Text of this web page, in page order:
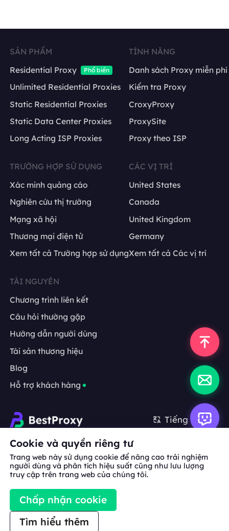
SẢN PHẨM
Residential Proxy
Phổ biến
Unlimited Residential Proxies
Static Residential Proxies
Static Data Center Proxies
Long Acting ISP Proxies
TÍNH NĂNG
Danh sách Proxy miễn phí
Kiểm tra Proxy
CroxyProxy
ProxySite
Proxy theo ISP
TRƯỜNG HỢP SỬ DỤNG
Xác minh quảng cáo
Nghiên cứu thị trường
Mạng xã hội
Thương mại điện tử
Xem tất cả Trường hợp sử dụng
CÁC VỊ TRÍ
United States
Canada
United Kingdom
Germany
Xem tất cả Các vị trí
TÀI NGUYÊN
Chương trình liên kết
Câu hỏi thường gặp
Hướng dẫn người dùng
Tài sản thương hiệu
Blog
Hỗ trợ khách hàng
Tiếng Việt
Hợp tác: michael.wang@bestproxy.com
Về
chúng
tôi
Tài sản
thương hiệu
dịch vụ
Cookie và quyền riêng tư
Trang web này sử dụng cookie để nâng cao trải nghiệm
người dùng và phân tích hiệu suất cũng như lưu lượng
truy cập trên trang web của chúng tôi.
Chấp nhận cookie
Tìm hiểu thêm